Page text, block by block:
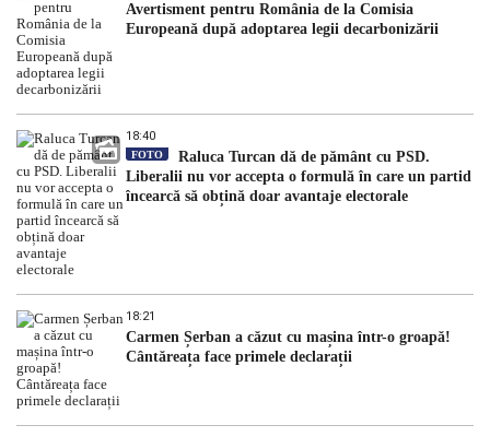
Avertisment pentru România de la Comisia
Europeană după adoptarea legii decarbonizării
18:40
FOTO
Raluca Turcan dă de pământ cu PSD.
Liberalii nu vor accepta o formulă în care un partid
încearcă să obțină doar avantaje electorale
18:21
Carmen Șerban a căzut cu mașina într-o groapă!
Cântăreața face primele declarații